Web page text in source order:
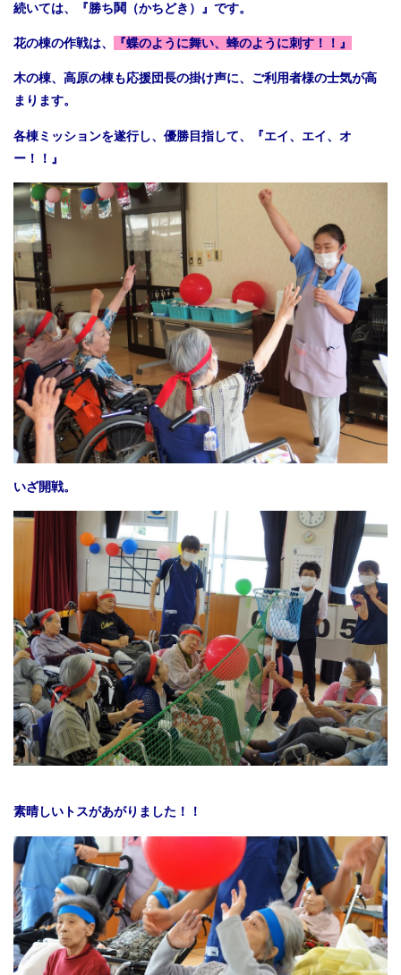
続いては、『勝ち鬨（かちどき）』です。
花の棟の作戦は、 『蝶のように舞い、蜂のように刺す！！』
木の棟、高原の棟も応援団長の掛け声に、ご利用者様の士気が高
まります。
各棟ミッションを遂行し、優勝目指して、『エイ、エイ、オ
ー！！』
いざ開戦。
素晴しいトスがあがりました！！